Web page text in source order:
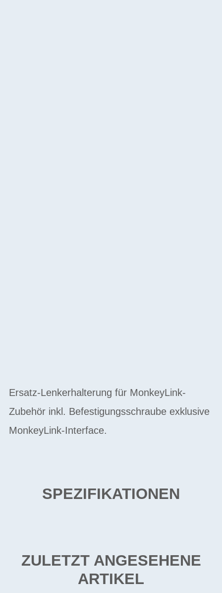
Ersatz-Lenkerhalterung für MonkeyLink-
Zubehör inkl. Befestigungsschraube exklusive
MonkeyLink-Interface.
SPEZIFIKATIONEN
ZULETZT ANGESEHENE
ARTIKEL